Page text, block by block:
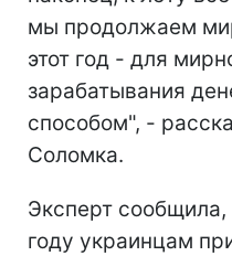
мы продолжаем
этот год - для
зарабатывания
способом", -
Соломка.
Эксперт
году украинцам